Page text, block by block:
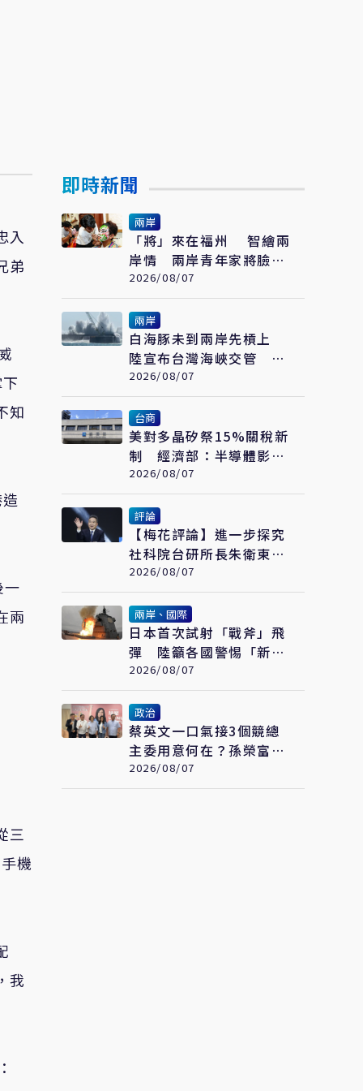
入
弟
知
一
兩
三
機
我
即時新聞
兩岸
「將」來在福州 智繪兩
岸情 兩岸青年家將臉譜
繪畫大賽在福州開幕
2026/08/07
兩岸
白海豚未到兩岸先槓上
陸宣布台灣海峽交管 陸
委會：不勞費心
2026/08/07
台商
美對多晶矽祭15%關稅新
制 經濟部：半導體影響
可控、太陽能產業衝擊有
限
2026/08/07
評論
【梅花評論】進一步探究
社科院台研所長朱衛東的
「不統而統」
2026/08/07
兩岸、國際
日本首次試射「戰斧」飛
彈 陸籲各國警惕「新型
軍國主義」發展
2026/08/07
政治
蔡英文一口氣接3個競總
主委用意何在？孫榮富：
想「進場」接黨主席
2026/08/07